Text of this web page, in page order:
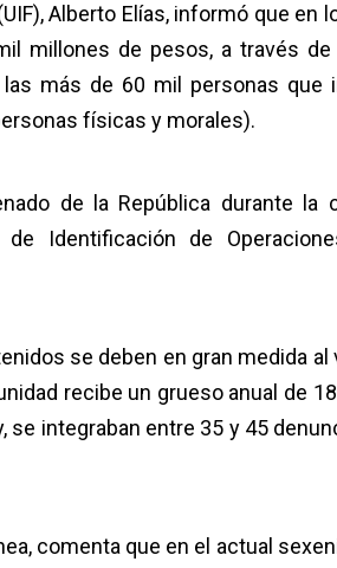
Alberto Elías, informó que en
millones de pesos, a través
más de 60 mil personas que
físicas y morales).
de la República durante la
Identificación de
se deben en gran medida al
recibe un grueso anual de
se integraban entre 35 y 45
comenta que en el actual